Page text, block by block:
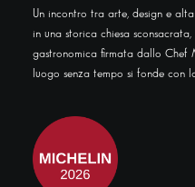
Un incontro tra arte, design e
in una storica chiesa
gastronomica firmata dallo Chef
luogo senza tempo si fonde con